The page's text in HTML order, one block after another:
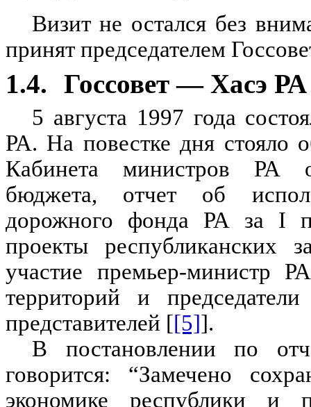
Визит не остался без
принят председателем
1.4. Госсовет — Хасэ РА
5 августа 1997 года
РА. На повестке дня стояло
Кабинета министров РА
бюджета, отчет об
дорожного фонда РА за I
проекты республиканских
участие премьер-министр
территорий и
представителей [[5]].
В постановлении по
говорится: “Замечено
экономике республики и